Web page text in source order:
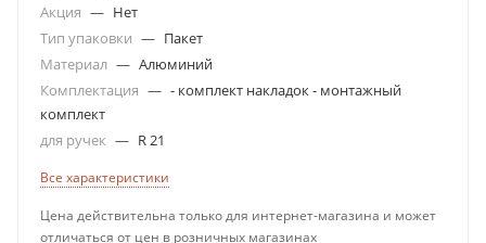
Акция — Нет
Тип упаковки — Пакет
Материал — Алюминий
Комплектация — - комплект накладок - монтажный
комплект
для ручек — R 21
Все характеристики
Цена действительна только для интернет-магазина и может
отличаться от цен в розничных магазинах